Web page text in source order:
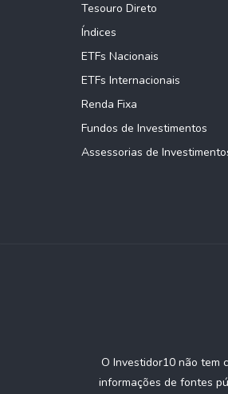
Tesouro Direto
Índices
ETFs Nacionais
ETFs Internacionais
Renda Fixa
Fundos de Investimentos
Assessorias de
O Investidor10 não tem
informações de fontes